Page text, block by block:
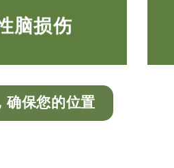
脑损伤
确保您的位置